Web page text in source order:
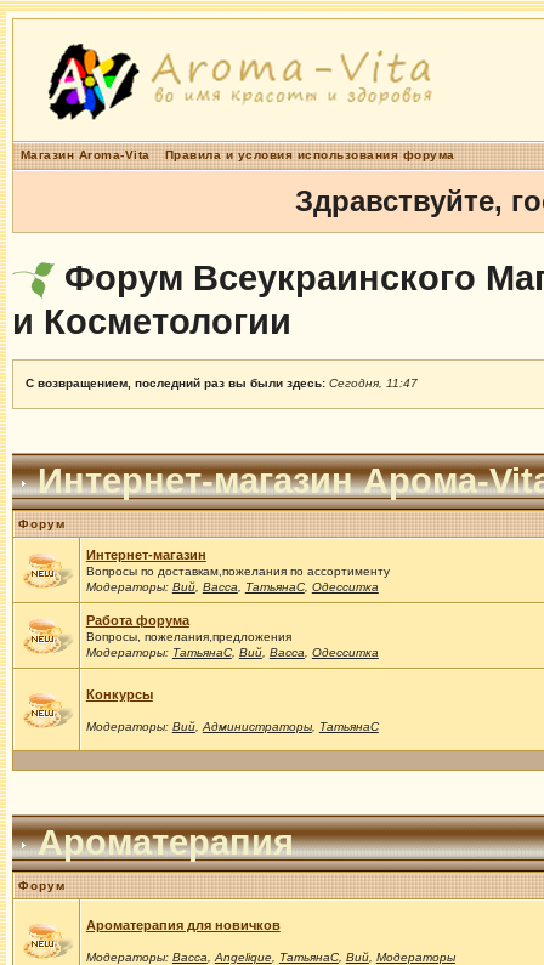
Магазин Aroma-Vita Правила и условия использования форума
Здравствуйте,
Форум Всеукраинского
и Косметологии
С возвращением, последний раз вы были здесь: Сегодня, 11:47
Интернет-магазин Арома-
Форум
Интернет-магазин
Вопросы по доставкам,пожелания по ассортименту
Модераторы: Вий, Васса ТатьянаС, Одесситка
Работа форума
Вопросы, пожелания,предложения
Модераторы: ТатьянаС, Вий, Васса Одесситка
Конкурсы
Модераторы: Вий, Администраторы, ТатьянаС
Ароматерапия
Форум
Ароматерапия для новичков
Модераторы: Васса Angelique, ТатьянаС, Вий, Модераторы